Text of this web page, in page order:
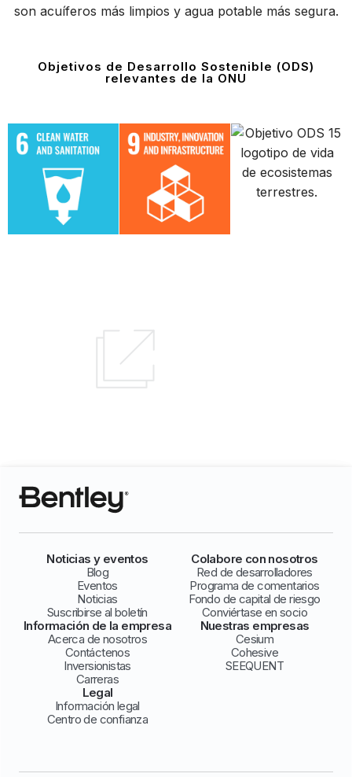
son acuíferos más limpios y agua potable más segura.
Objetivos de Desarrollo Sostenible (ODS)
relevantes de la ONU
Noticias y eventos
Blog
Eventos
Noticias
Suscribirse al boletín
Colabore con nosotros
Red de desarrolladores
Programa de comentarios
Fondo de capital de riesgo
Conviértase en socio
Información de la empresa
Acerca de nosotros
Contáctenos
Inversionistas
Carreras
Nuestras empresas
Cesium
Cohesive
SEEQUENT
Legal
Información legal
Centro de confianza